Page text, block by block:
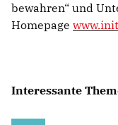
bewahren“ und
Homepage
Interessante